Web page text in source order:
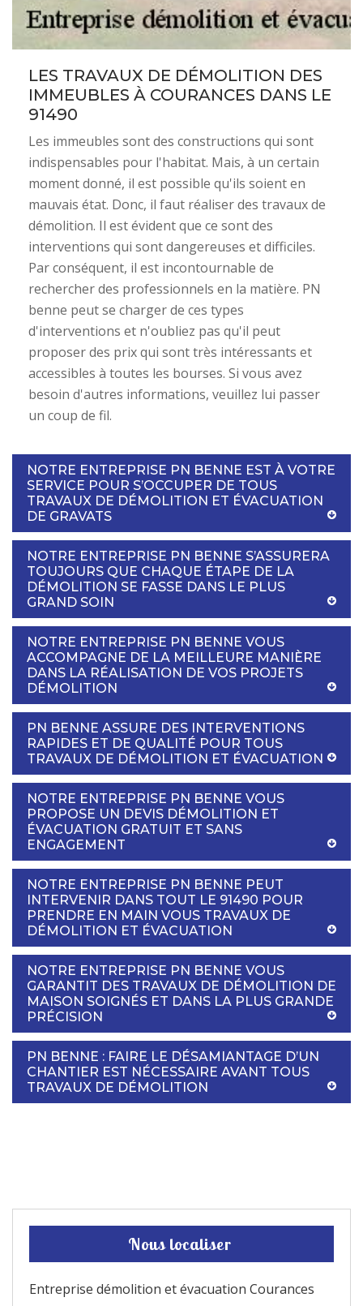
LES TRAVAUX DE DÉMOLITION DES
IMMEUBLES À COURANCES DANS LE
91490
Les immeubles sont des constructions qui sont
indispensables pour l'habitat. Mais, à un certain
moment donné, il est possible qu'ils soient en
mauvais état. Donc, il faut réaliser des travaux de
démolition. Il est évident que ce sont des
interventions qui sont dangereuses et difficiles.
Par conséquent, il est incontournable de
rechercher des professionnels en la matière. PN
benne peut se charger de ces types
d'interventions et n'oubliez pas qu'il peut
proposer des prix qui sont très intéressants et
accessibles à toutes les bourses. Si vous avez
besoin d'autres informations, veuillez lui passer
un coup de fil.
NOTRE ENTREPRISE PN BENNE EST À VOTRE
SERVICE POUR S’OCCUPER DE TOUS
TRAVAUX DE DÉMOLITION ET ÉVACUATION
DE GRAVATS
NOTRE ENTREPRISE PN BENNE S’ASSURERA
TOUJOURS QUE CHAQUE ÉTAPE DE LA
DÉMOLITION SE FASSE DANS LE PLUS
GRAND SOIN
NOTRE ENTREPRISE PN BENNE VOUS
ACCOMPAGNE DE LA MEILLEURE MANIÈRE
DANS LA RÉALISATION DE VOS PROJETS
DÉMOLITION
PN BENNE ASSURE DES INTERVENTIONS
RAPIDES ET DE QUALITÉ POUR TOUS
TRAVAUX DE DÉMOLITION ET ÉVACUATION
NOTRE ENTREPRISE PN BENNE VOUS
PROPOSE UN DEVIS DÉMOLITION ET
ÉVACUATION GRATUIT ET SANS
ENGAGEMENT
NOTRE ENTREPRISE PN BENNE PEUT
INTERVENIR DANS TOUT LE 91490 POUR
PRENDRE EN MAIN VOUS TRAVAUX DE
DÉMOLITION ET ÉVACUATION
NOTRE ENTREPRISE PN BENNE VOUS
GARANTIT DES TRAVAUX DE DÉMOLITION DE
MAISON SOIGNÉS ET DANS LA PLUS GRANDE
PRÉCISION
PN BENNE : FAIRE LE DÉSAMIANTAGE D’UN
CHANTIER EST NÉCESSAIRE AVANT TOUS
TRAVAUX DE DÉMOLITION
Nous localiser
Entreprise démolition et évacuation Courances